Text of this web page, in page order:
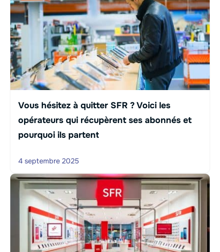
Vous hésitez à quitter SFR ? Voici les
opérateurs qui récupèrent ses abonnés et
pourquoi ils partent
4 septembre 2025